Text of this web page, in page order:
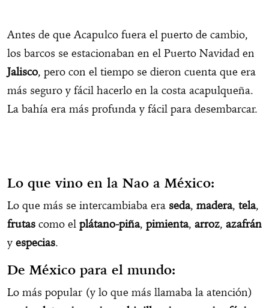
Antes de que Acapulco fuera el puerto de cambio,
los barcos se estacionaban en el Puerto Navidad en
Jalisco, pero con el tiempo se dieron cuenta que era
más seguro y fácil hacerlo en la costa acapulqueña.
La bahía era más profunda y fácil para desembarcar.
Lo que vino en la Nao a México:
Lo que más se intercambiaba era seda, madera, tela,
frutas como el plátano-piña, pimienta, arroz, azafrán
y especias.
De México para el mundo:
Lo más popular (y lo que más llamaba la atención)